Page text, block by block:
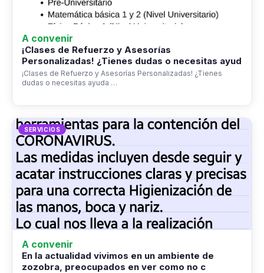
A convenir
¡Clases de Refuerzo y Asesorías
Personalizadas! ¿Tienes dudas o necesitas ayud
¡Clases de Refuerzo y Asesorías Personalizadas! ¿Tienes
dudas o necesitas ayuda …
SERVICIOS
A convenir
En la actualidad vivimos en un ambiente de
zozobra, preocupados en ver como no c